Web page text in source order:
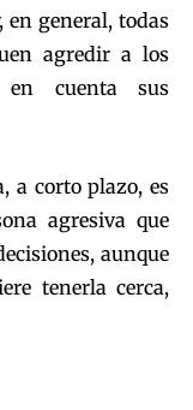
en general, todas
agredir a los
cuenta sus
a corto plazo, es
agresiva que
aunque
tenerla cerca,